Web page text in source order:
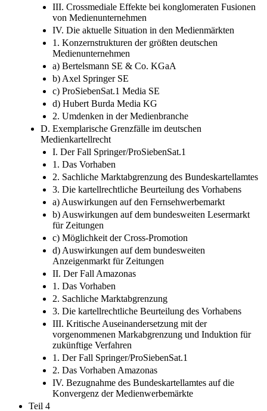
Zusammenschlüsse im Mediensektor
III. Crossmediale Effekte bei konglomeraten Fusionen
von Medienunternehmen
IV. Die aktuelle Situation in den Medienmärkten
1. Konzernstrukturen der größten deutschen
Medienunternehmen
a) Bertelsmann SE & Co. KGaA
b) Axel Springer SE
c) ProSiebenSat.1 Media SE
d) Hubert Burda Media KG
2. Umdenken in der Medienbranche
D. Exemplarische Grenzfälle im deutschen
Medienkartellrecht
I. Der Fall Springer/ProSiebenSat.1
1. Das Vorhaben
2. Sachliche Marktabgrenzung des Bundeskartellamtes
3. Die kartellrechtliche Beurteilung des Vorhabens
a) Auswirkungen auf den Fernsehwerbemarkt
b) Auswirkungen auf dem bundesweiten Lesermarkt
für Zeitungen
c) Möglichkeit der Cross-Promotion
d) Auswirkungen auf dem bundesweiten
Anzeigenmarkt für Zeitungen
II. Der Fall Amazonas
1. Das Vorhaben
2. Sachliche Marktabgrenzung
3. Die kartellrechtliche Beurteilung des Vorhabens
III. Kritische Auseinandersetzung mit der
vorgenommenen Markabgrenzung und Induktion für
zukünftige Verfahren
1. Der Fall Springer/ProSiebenSat.1
2. Das Vorhaben Amazonas
IV. Bezugnahme des Bundeskartellamtes auf die